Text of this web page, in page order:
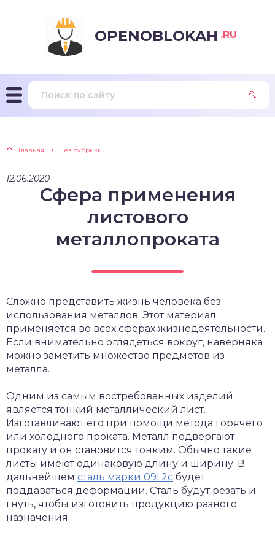
OPENOBLOKAH .RU
Главная Без рубрики
12.06.2020
Сфера применения
листового
металлопроката
Сложно представить жизнь человека без
использования металлов. Этот материал
применяется во всех сферах жизнедеятельности.
Если внимательно оглядеться вокруг, наверняка
можно заметить множество предметов из
металла.
Одним из самым востребованных изделий
является тонкий металлический лист.
Изготавливают его при помощи метода горячего
или холодного проката. Металл подвергают
прокату и он становится тонким. Обычно такие
листы имеют одинаковую длину и ширину. В
дальнейшем сталь марки 09г2с будет
поддаваться деформации. Сталь будут резать и
гнуть, чтобы изготовить продукцию разного
назначения.